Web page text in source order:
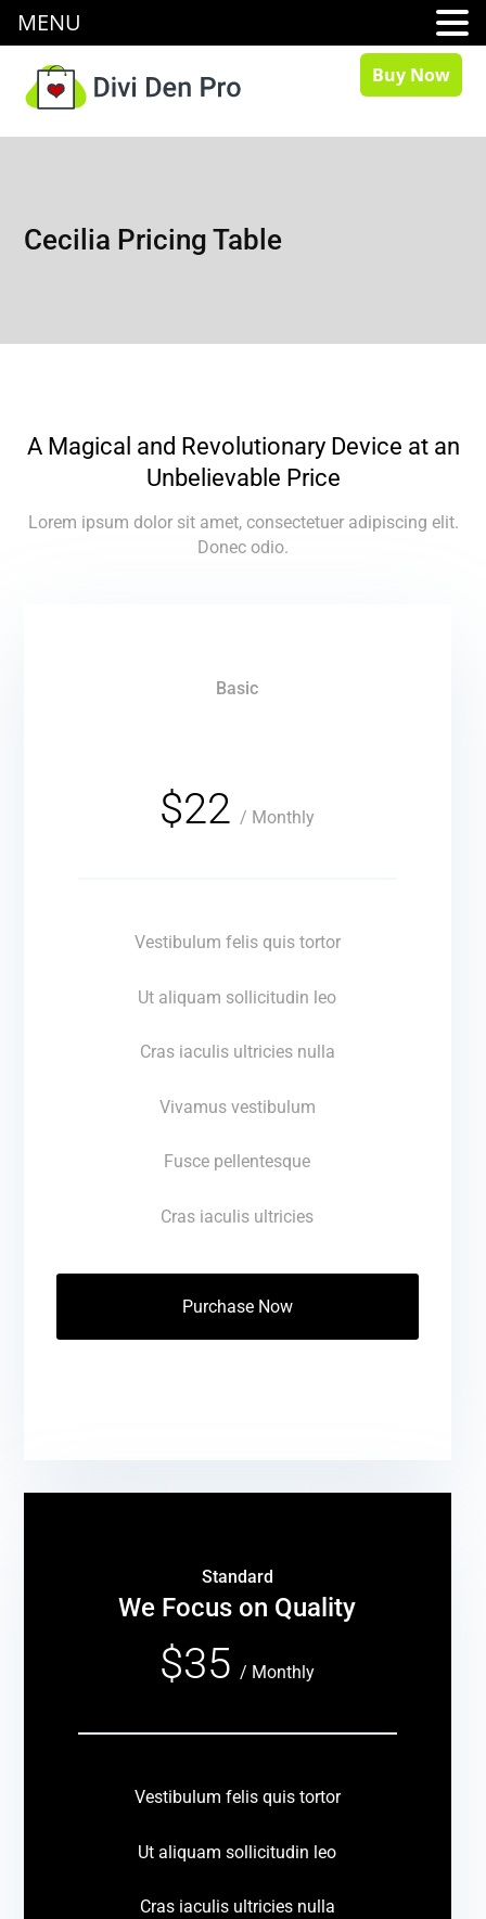
Buy Now
Cecilia Pricing Table
A Magical and Revolutionary Device at an
Unbelievable Price
Lorem ipsum dolor sit amet, consectetuer adipiscing elit.
Donec odio.
Basic
$22 / Monthly
Vestibulum felis quis tortor
Ut aliquam sollicitudin leo
Cras iaculis ultricies nulla
Vivamus vestibulum
Fusce pellentesque
Cras iaculis ultricies
Purchase Now
Standard
We Focus on Quality
$35 / Monthly
Vestibulum felis quis tortor
Ut aliquam sollicitudin leo
Cras iaculis ultricies nulla
MENU